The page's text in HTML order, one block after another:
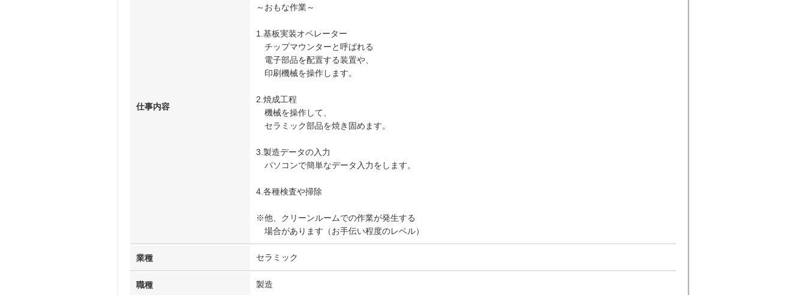
仕事内容
～おもな作業～
1.基板実装オペレーター
チップマウンターと呼ばれる
電子部品を配置する装置や、
印刷機械を操作します。
2.焼成工程
機械を操作して、
セラミック部品を焼き固めます。
3.製造データの入力
パソコンで簡単なデータ入力をします。
4.各種検査や掃除
※他、クリーンルームでの作業が発生する
場合があります（お手伝い程度のレベル）
業種 セラミック
職種 製造